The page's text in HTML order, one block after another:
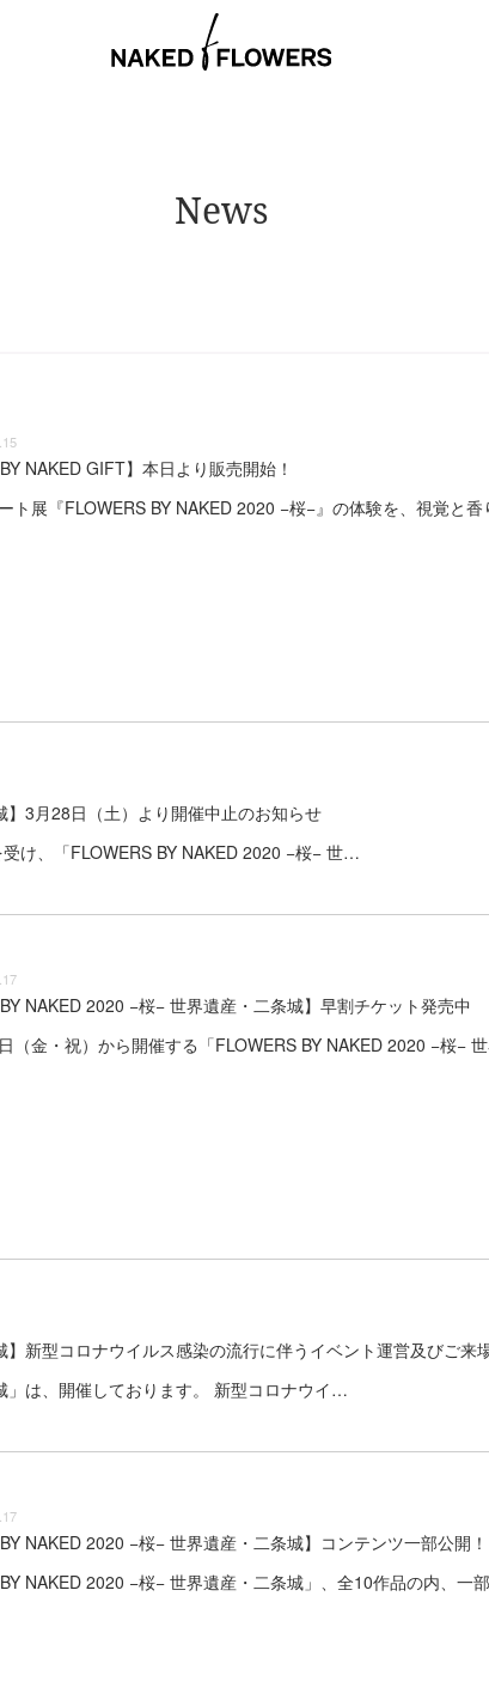
News
NAKED GIFT】本日より販売開始！
ト展『FLOWERS BY NAKED 2020 −桜−』の体験を、視覚と
】3月28日（土）より開催中止のお知らせ
け、「FLOWERS BY NAKED 2020 −桜− 世…
BY NAKED 2020 −桜− 世界遺産・二条城】早割チケット発売中
（金・祝）から開催する「FLOWERS BY NAKED 2020 −桜−
】新型コロナウイルス感染の流行に伴うイベント運営及びご来
」は、開催しております。 新型コロナウイ…
BY NAKED 2020 −桜− 世界遺産・二条城】コンテンツ一部公開！
BY NAKED 2020 −桜− 世界遺産・二条城」、全10作品の内、一